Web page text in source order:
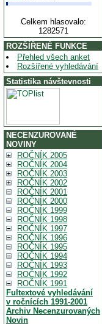
Celkem hlasovalo:
1282571
ROZŠÍŘENÉ FUNKCE
Přehled všech anket
Rozšířené vyhledávání
Statistika návštevnosti
NECENZUROVANÉ
NOVINY
ROČNÍK 2005
ROČNÍK 2004
ROČNÍK 2003
ROČNÍK 2002
ROČNÍK 2001
ROČNÍK 2000
ROČNÍK 1999
ROČNÍK 1998
ROČNÍK 1997
ROČNÍK 1996
ROČNÍK 1995
ROČNÍK 1994
ROČNÍK 1993
ROČNÍK 1992
ROČNÍK 1991
Fultextové vyhledávání
v ročnících 1991-2001
Archiv Necenzurovaných
Novin